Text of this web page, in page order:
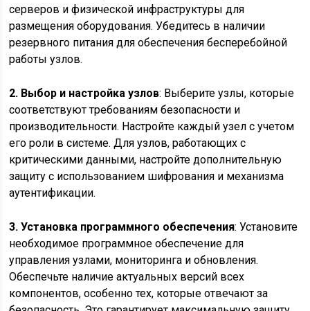
серверов и физической инфраструктуры для
размещения оборудования. Убедитесь в наличии
резервного питания для обеспечения бесперебойной
работы узлов.
2. Выбор и настройка узлов: Выберите узлы, которые
соответствуют требованиям безопасности и
производительности. Настройте каждый узел с учетом
его роли в системе. Для узлов, работающих с
критическими данными, настройте дополнительную
защиту с использованием шифрования и механизма
аутентификации.
3. Установка программного обеспечения: Установите
необходимое программное обеспечение для
управления узлами, мониторинга и обновления.
Обеспечьте наличие актуальных версий всех
компонентов, особенно тех, которые отвечают за